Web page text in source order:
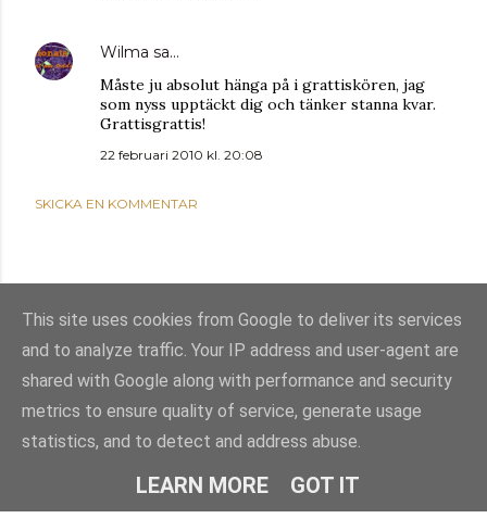
Wilma sa…
Måste ju absolut hänga på i grattiskören, jag
som nyss upptäckt dig och tänker stanna kvar.
Grattisgrattis!
22 februari 2010 kl. 20:08
SKICKA EN KOMMENTAR
Använder Blogger
This site uses cookies from Google to deliver its services
and to analyze traffic. Your IP address and user-agent are
shared with Google along with performance and security
metrics to ensure quality of service, generate usage
statistics, and to detect and address abuse.
LEARN MORE GOT IT